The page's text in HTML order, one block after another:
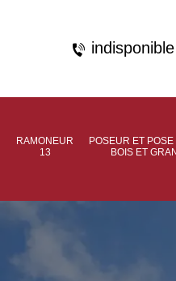
indisponible
RAMONEUR
13
POSEUR ET
BOIS ET